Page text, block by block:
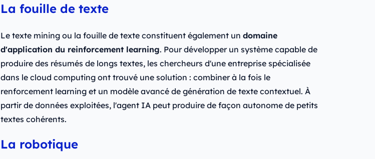
La fouille de texte
Le texte mining ou la fouille de texte constituent également un domaine
d'application du reinforcement learning. Pour développer un système capable de
produire des résumés de longs textes, les chercheurs d'une entreprise spécialisée
dans le cloud computing ont trouvé une solution : combiner à la fois le
renforcement learning et un modèle avancé de génération de texte contextuel. À
partir de données exploitées, l'agent IA peut produire de façon autonome de petits
textes cohérents.
La robotique